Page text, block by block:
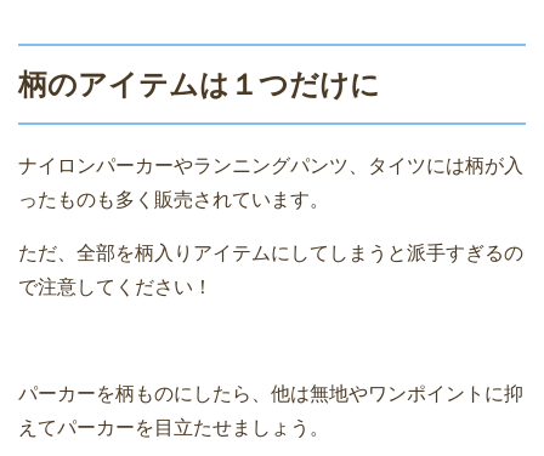
柄のアイテムは１つだけに
ナイロンパーカーやランニングパンツ、タイツには柄が入
ったものも多く販売されています。
ただ、全部を柄入りアイテムにしてしまうと派手すぎるの
で注意してください！
パーカーを柄ものにしたら、他は無地やワンポイントに抑
えてパーカーを目立たせましょう。